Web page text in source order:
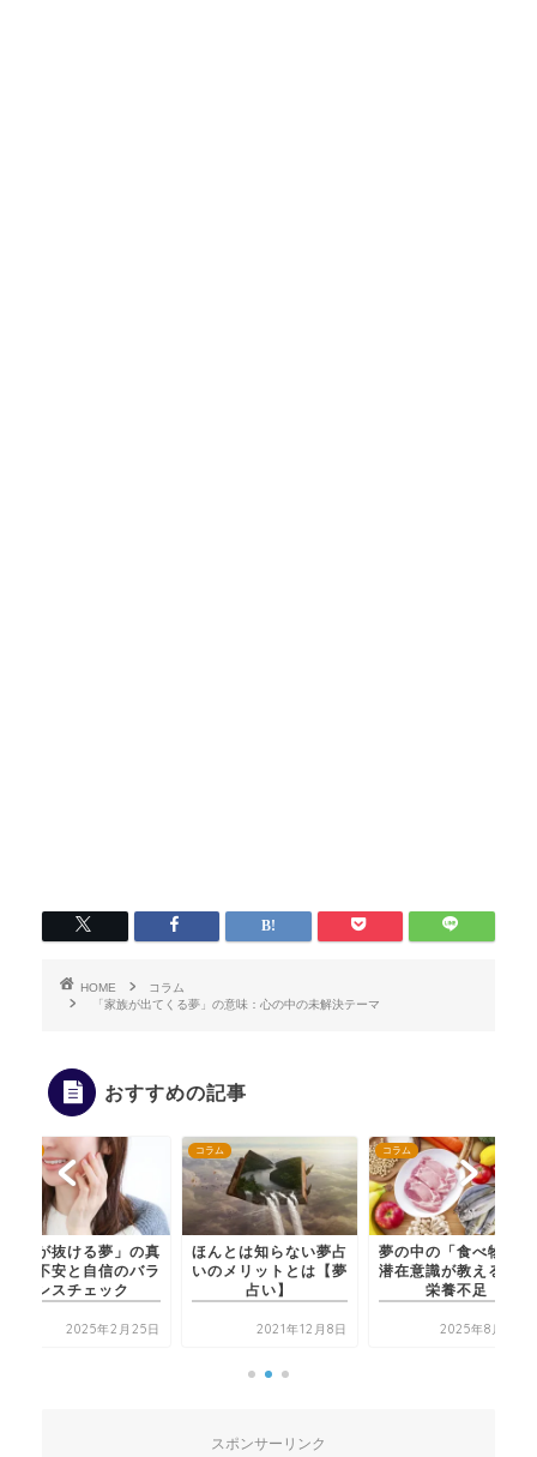
HOME
コラム
「家族が出てくる夢」の意味：心の中の未解決テーマ
おすすめの記事
ほんとは知らない夢占
いのメリットとは【夢
占い】
2021年12月8日
コラム
夢の中の「食べ物」：
潜在意識が教える心の
栄養不足
2025年8月22日
コラム
「歯が抜ける夢」の真
相：不安と自信のバラ
ンスチェック
2025年2月25日
スポンサーリンク